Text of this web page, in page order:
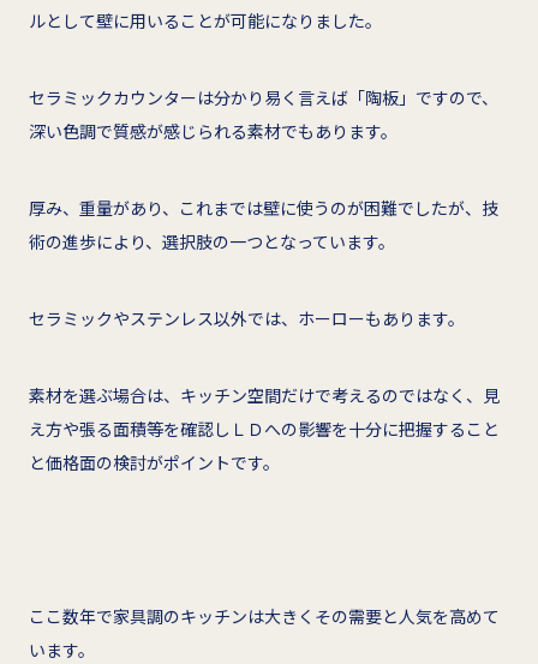
ルとして壁に用いることが可能になりました。
セラミックカウンターは分かり易く言えば「陶板」ですので、
深い色調で質感が感じられる素材でもあります。
厚み、重量があり、これまでは壁に使うのが困難でしたが、技
術の進歩により、選択肢の一つとなっています。
セラミックやステンレス以外では、ホーローもあります。
素材を選ぶ場合は、キッチン空間だけで考えるのではなく、見
え方や張る面積等を確認しＬＤへの影響を十分に把握すること
と価格面の検討がポイントです。
ここ数年で家具調のキッチンは大きくその需要と人気を高めて
います。